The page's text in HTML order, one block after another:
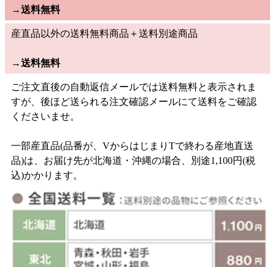
→送料無料
産直品以外の送料無料商品＋送料別途商品
→送料無料
ご注文直後の自動返信メールでは送料無料と表示されま
すが、後ほど送られる注文確認メールにて送料をご確認
くださいませ。
一部産直品(品番が、VからはじまりTで終わる産地直送
品)は、お届け先が北海道・沖縄の場合、別途1,100円(税
込)かかります。